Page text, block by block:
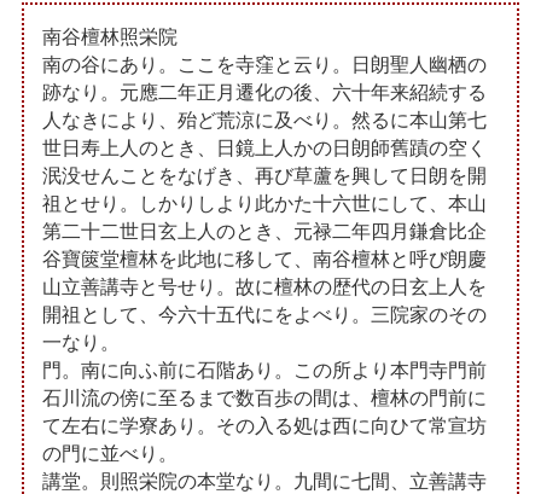
南谷檀林照栄院
南の谷にあり。ここを寺窪と云り。日朗聖人幽栖の
跡なり。元應二年正月遷化の後、六十年来紹続する
人なきにより、殆ど荒涼に及べり。然るに本山第七
世日寿上人のとき、日鏡上人かの日朗師舊蹟の空く
泯没せんことをなげき、再び草蘆を興して日朗を開
祖とせり。しかりしより此かた十六世にして、本山
第二十二世日玄上人のとき、元禄二年四月鎌倉比企
谷寶篋堂檀林を此地に移して、南谷檀林と呼び朗慶
山立善講寺と号せり。故に檀林の歴代の日玄上人を
開祖として、今六十五代にをよべり。三院家のその
一なり。
門。南に向ふ前に石階あり。この所より本門寺門前
石川流の傍に至るまで数百歩の間は、檀林の門前に
て左右に学寮あり。その入る処は西に向ひて常宣坊
の門に並べり。
講堂。則照栄院の本堂なり。九間に七間、立善講寺